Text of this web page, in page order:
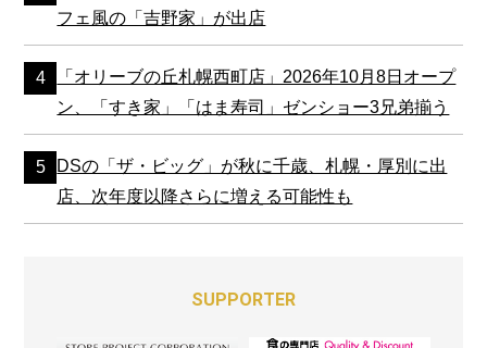
フェ風の「吉野家」が出店
「オリーブの丘札幌西町店」2026年10月8日オープ
ン、「すき家」「はま寿司」ゼンショー3兄弟揃う
DSの「ザ・ビッグ」が秋に千歳、札幌・厚別に出
店、次年度以降さらに増える可能性も
SUPPORTER